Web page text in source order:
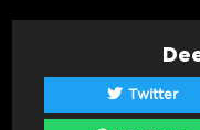
Twitter